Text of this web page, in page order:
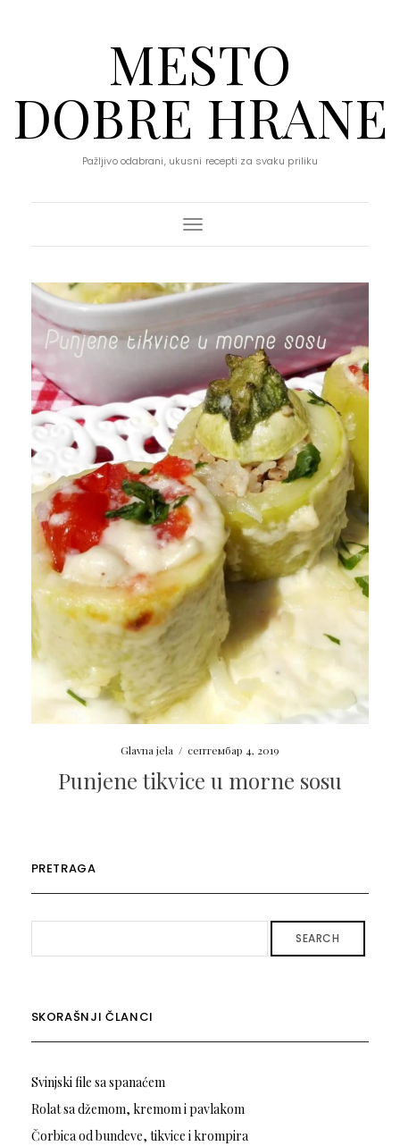
MESTO
DOBRE HRANE
Pažljivo odabrani, ukusni recepti za svaku priliku
Toggle Navigation
Glavna jela / септембар 4, 2019
Punjene tikvice u morne sosu
PRETRAGA
SEARCH
SKORAŠNJI ČLANCI
Svinjski file sa spanaćem
Rolat sa džemom, kremom i pavlakom
Čorbica od bundeve, tikvice i krompira